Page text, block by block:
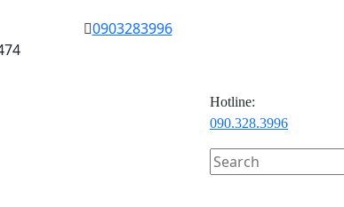
0903283996
Hotline:
090.328.3996
Search
for: